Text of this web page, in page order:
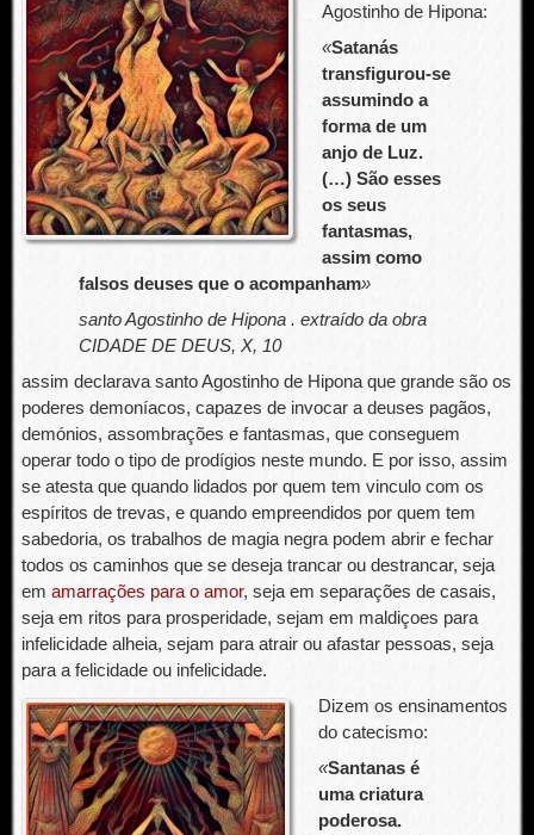
Agostinho de Hipona:
«Satanás
transfigurou-se
assumindo a
forma de um
anjo de Luz.
(…) São esses
os seus
fantasmas,
assim como
falsos deuses que o acompanham»
santo Agostinho de Hipona . extraído da obra
CIDADE DE DEUS, X, 10
assim declarava santo Agostinho de Hipona que grande são os
poderes demoníacos, capazes de invocar a deuses pagãos,
demónios, assombrações e fantasmas, que conseguem
operar todo o tipo de prodígios neste mundo. E por isso, assim
se atesta que quando lidados por quem tem vinculo com os
espíritos de trevas, e quando empreendidos por quem tem
sabedoria, os trabalhos de magia negra podem abrir e fechar
todos os caminhos que se deseja trancar ou destrancar, seja
em amarrações para o amor, seja em separações de casais,
seja em ritos para prosperidade, sejam em maldiçoes para
infelicidade alheia, sejam para atrair ou afastar pessoas, seja
para a felicidade ou infelicidade.
Dizem os ensinamentos
do catecismo:
«Santanas é
uma criatura
poderosa.